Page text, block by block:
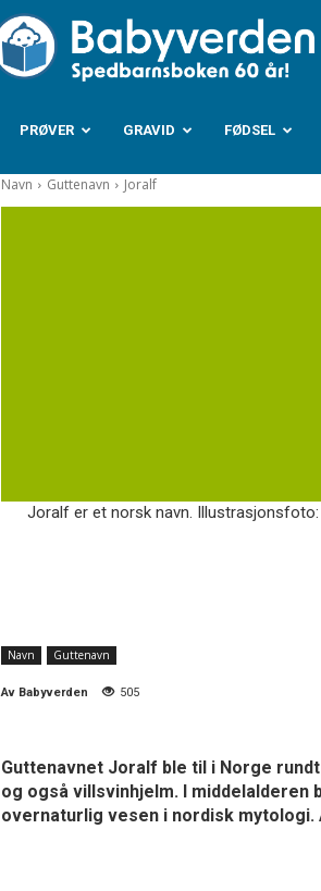
PRØVER GRAVID FØDSEL
Navn Guttenavn Joralf
Joralf er et norsk navn.
Navn Guttenavn
Av Babyverden 505
Guttenavnet Joralf ble til i Norge
og også villsvinhjelm. I middelalderen
overnaturlig vesen i nordisk mytologi.